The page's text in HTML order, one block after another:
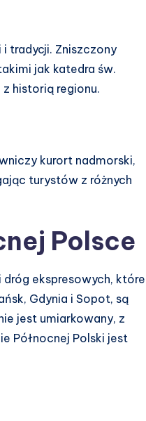
tradycji. Zniszczony
jak katedra św.
historią regionu.
kurort nadmorski,
turystów z różnych
Polsce
ekspresowych, które
Gdynia i Sopot, są
jest umiarkowany, z
Północnej Polski jest